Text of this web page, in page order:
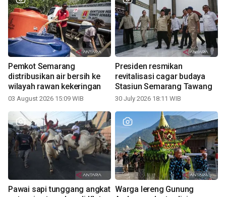
Pemkot Semarang
distribusikan air bersih ke
wilayah rawan kekeringan
03 August 2026 15:09 WIB
Presiden resmikan
revitalisasi cagar budaya
Stasiun Semarang Tawang
30 July 2026 18:11 WIB
Pawai sapi tunggang angkat Warga lereng Gunung